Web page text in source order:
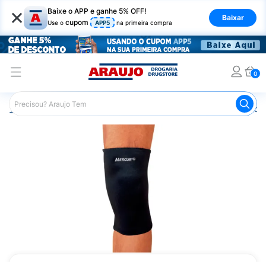
× Baixe o APP e ganhe 5% OFF!
Use o cupom APP5 na primeira compra
Baixar
0
Araujo Saúde e Bem Estar